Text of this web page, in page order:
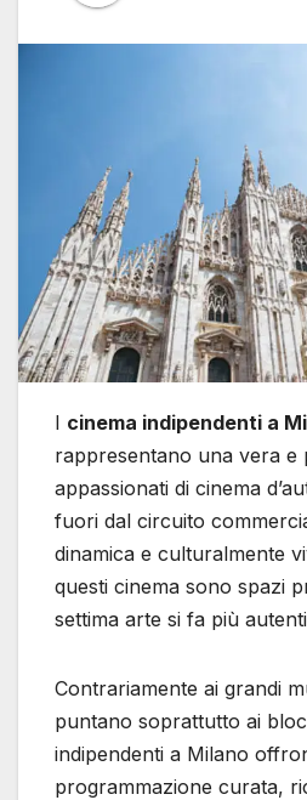
I cinema indipendenti a
rappresentano una vera e
appassionati di cinema
fuori dal circuito
dinamica e culturalmente
questi cinema sono spazi
settima arte si fa più
Contrariamente ai grandi
puntano soprattutto ai
indipendenti a Milano
programmazione curata,